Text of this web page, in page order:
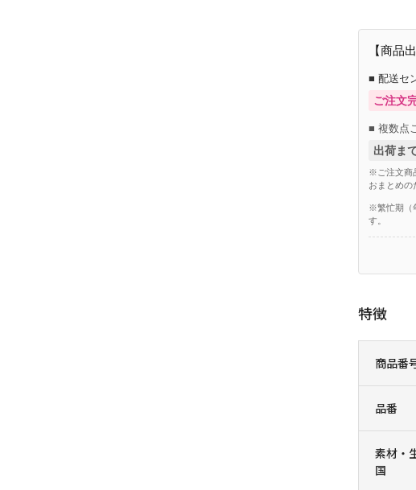
商品番
品番
素材・
国
【商品
■ 配送セ
ご注文
■ 複数点
出荷ま
※ご注文商
おまとめの
※繁忙期（
す。
特徴